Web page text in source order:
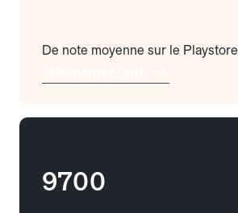
De note moyenne sur le Playstore
9700